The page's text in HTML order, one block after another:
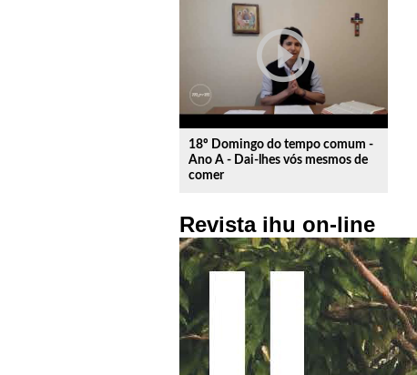
play_circle_outline
18º Domingo do tempo comum -
Ano A - Dai-lhes vós mesmos de
comer
Revista ihu on-line